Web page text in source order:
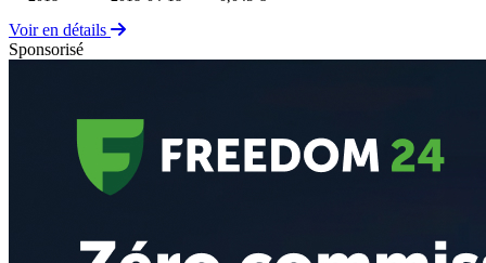
Voir en détails
Sponsorisé